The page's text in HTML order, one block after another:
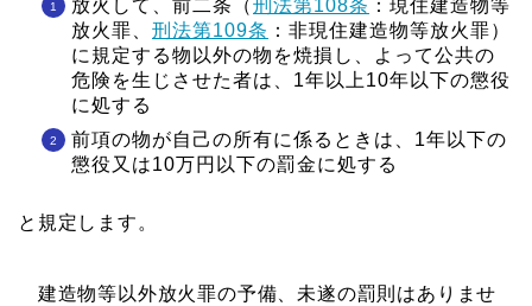
放火して、前二条（刑法第108条 ：現住建造物等
放火罪、 刑法第109条 ：非現住建造物等放火罪）
に規定する物以外の物を焼損し、よって公共の
危険を生じさせた者は、1年以上10年以下の懲役
に処する
前項の物が自己の所有に係るときは、1年以下の
懲役又は10万円以下の罰金に処する
と規定します。
建造物等以外放火罪の予備、未遂の罰則はありませ